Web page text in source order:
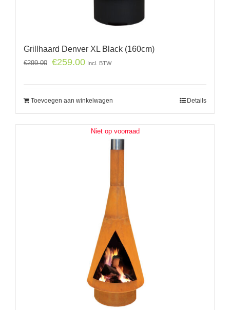
Grillhaard Denver XL Black (160cm)
€299.00 €259.00 Incl. BTW
Toevoegen aan winkelwagen Details
Niet op voorraad